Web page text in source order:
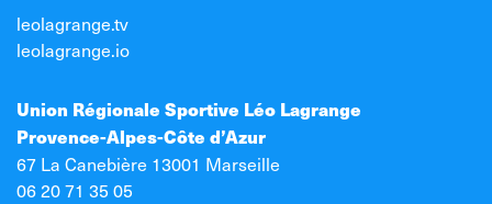
leolagrange.tv
leolagrange.io
Union Régionale Sportive Léo Lagrange
Provence-Alpes-Côte d’Azur
67 La Canebière 13001 Marseille
06 20 71 35 05